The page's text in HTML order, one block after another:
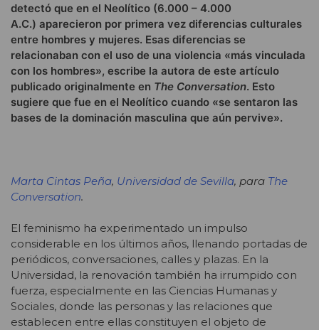
detectó que en el Neolítico (6.000 – 4.000
A.C.) aparecieron por primera vez diferencias culturales
entre hombres y mujeres. Esas diferencias se
relacionaban con el uso de una violencia «más vinculada
con los hombres», escribe la autora de este artículo
publicado originalmente en The Conversation. Esto
sugiere que fue en el Neolítico cuando «se sentaron las
bases de la dominación masculina que aún pervive».
Marta Cintas Peña, Universidad de Sevilla, para The
Conversation.
El feminismo ha experimentado un impulso
considerable en los últimos años, llenando portadas de
periódicos, conversaciones, calles y plazas. En la
Universidad, la renovación también ha irrumpido con
fuerza, especialmente en las Ciencias Humanas y
Sociales, donde las personas y las relaciones que
establecen entre ellas constituyen el objeto de